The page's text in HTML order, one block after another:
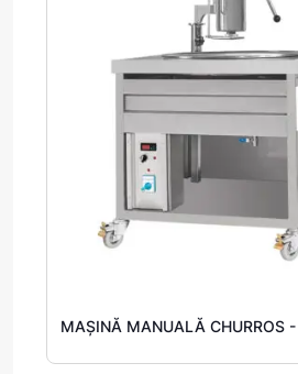
MAȘINĂ MANUALĂ CHURROS